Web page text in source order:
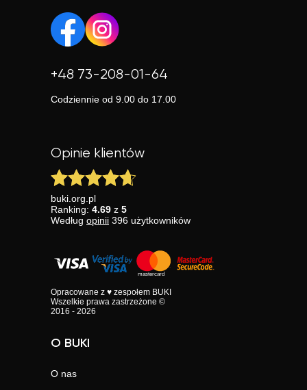
+48 73-208-01-64
Codziennie od 9.00 do 17.00
Opinie klientów
buki.org.pl
Ranking: 4.69 z 5
Według opinii 396 użytkowników
Opracowane z ♥ zespołem BUKI
Wszelkie prawa zastrzeżone ©
2016 - 2026
O BUKI
O nas